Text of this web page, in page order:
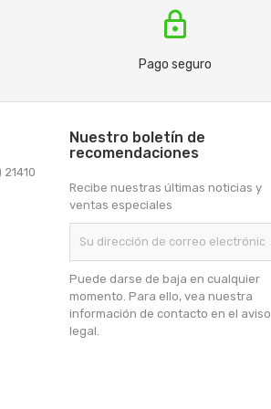
lock
Pago seguro
Nuestro boletín de
recomendaciones
Recibe nuestras últimas noticias y
ventas especiales
Puede darse de baja en cualquier
momento. Para ello, vea nuestra
información de contacto en el aviso
legal.